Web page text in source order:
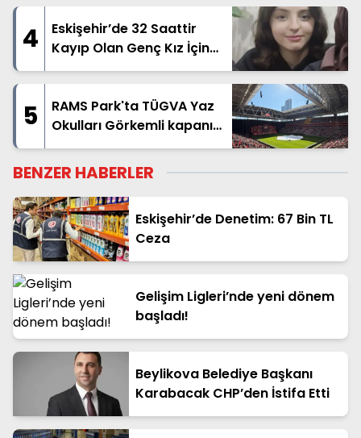
4
Eskişehir’de 32 Saattir
Kayıp Olan Genç Kız İçin
Arama Çalışması
5
RAMS Park'ta TÜGVA Yaz
Okulları Görkemli kapanış
yaptı
BENZER HABERLER
Eskişehir’de Denetim: 67 Bin TL
Ceza
Gelişim Ligleri’nde yeni dönem
başladı!
Beylikova Belediye Başkanı
Karabacak CHP’den İstifa Etti